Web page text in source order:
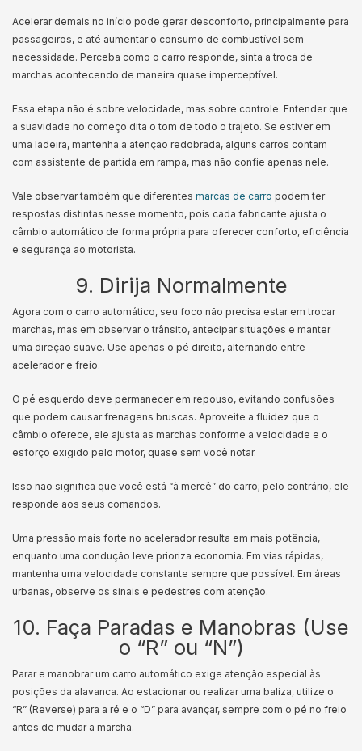
Acelerar demais no início pode gerar desconforto, principalmente para
passageiros, e até aumentar o consumo de combustível sem
necessidade. Perceba como o carro responde, sinta a troca de
marchas acontecendo de maneira quase imperceptível.
Essa etapa não é sobre velocidade, mas sobre controle. Entender que
a suavidade no começo dita o tom de todo o trajeto. Se estiver em
uma ladeira, mantenha a atenção redobrada, alguns carros contam
com assistente de partida em rampa, mas não confie apenas nele.
Vale observar também que diferentes marcas de carro podem ter
respostas distintas nesse momento, pois cada fabricante ajusta o
câmbio automático de forma própria para oferecer conforto, eficiência
e segurança ao motorista.
9. Dirija Normalmente
Agora com o carro automático, seu foco não precisa estar em trocar
marchas, mas em observar o trânsito, antecipar situações e manter
uma direção suave. Use apenas o pé direito, alternando entre
acelerador e freio.
O pé esquerdo deve permanecer em repouso, evitando confusões
que podem causar frenagens bruscas. Aproveite a fluidez que o
câmbio oferece, ele ajusta as marchas conforme a velocidade e o
esforço exigido pelo motor, quase sem você notar.
Isso não significa que você está “à mercê” do carro; pelo contrário, ele
responde aos seus comandos.
Uma pressão mais forte no acelerador resulta em mais potência,
enquanto uma condução leve prioriza economia. Em vias rápidas,
mantenha uma velocidade constante sempre que possível. Em áreas
urbanas, observe os sinais e pedestres com atenção.
10. Faça Paradas e Manobras (Use
o “R” ou “N”)
Parar e manobrar um carro automático exige atenção especial às
posições da alavanca. Ao estacionar ou realizar uma baliza, utilize o
“R” (Reverse) para a ré e o “D” para avançar, sempre com o pé no freio
antes de mudar a marcha.